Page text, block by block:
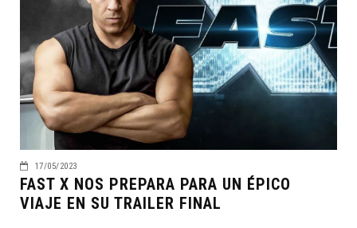
17/05/2023
FAST X NOS PREPARA PARA UN ÉPICO
VIAJE EN SU TRAILER FINAL